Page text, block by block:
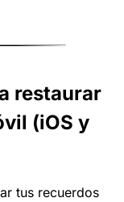
restaurar
(iOS y
tus recuerdos